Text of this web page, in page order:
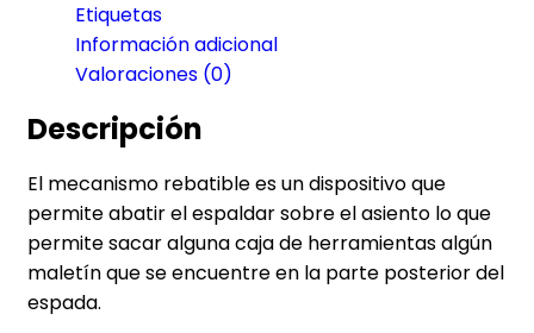
Etiquetas
Información adicional
Valoraciones (0)
Descripción
El mecanismo rebatible es un dispositivo que
permite abatir el espaldar sobre el asiento lo que
permite sacar alguna caja de herramientas algún
maletín que se encuentre en la parte posterior del
espada.